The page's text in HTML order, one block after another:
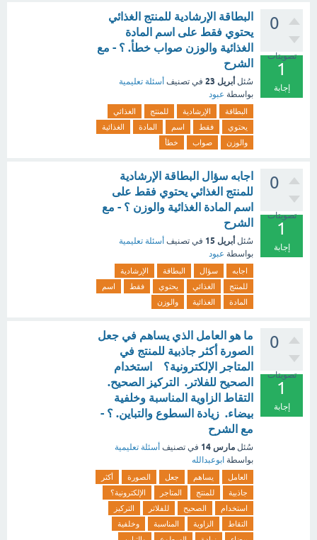
0
تصويتات
1
إجابة
البطاقة الإرشادية للمنتج الغذائي
يحتوي فقط على اسم المادة
الغذائية والوزن صواب خطأ. ؟ - مع
الشرح
سُئل أبريل 23 في تصنيف أسئلة تعليمية
بواسطة عبود
البطاقة الإرشادية للمنتج
الغذائي
يحتوي
فقط اسم المادة
الغذائية
والوزن
صواب خطأ
0
تصويتات
1
إجابة
اجابه سؤال البطاقة الإرشادية
للمنتج الغذائي يحتوي فقط على
اسم المادة الغذائية والوزن ؟ - مع
الشرح
سُئل أبريل 15 في تصنيف أسئلة تعليمية
بواسطة عبود
اجابه سؤال البطاقة
الإرشادية
للمنتج
الغذائي يحتوي فقط
اسم
المادة
الغذائية والوزن
0
تصويتات
1
إجابة
ما هو العامل الذي يساهم في جعل
الصورة أكثر جاذبية للمنتج في
المتاجر الإلكترونية؟ استخدام
الصحيح للفلاتر. التركيز الصحيح.
التقاط الزاوية المناسبة وخلفية
بيضاء. زيادة السطوع والتباين. ؟ -
مع الشرح
سُئل مارس 14 في تصنيف أسئلة تعليمية
بواسطة ابوعبدالله
العامل يساهم جعل الصورة
أكثر
جاذبية
للمنتج المتاجر
الإلكترونية؟
استخدام
الصحيح للفلاتر
التركيز
التقاط
الزاوية المناسبة
وخلفية